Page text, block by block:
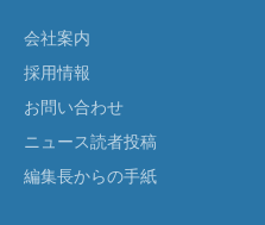
会社案内
採用情報
お問い合わせ
ニュース読者投稿
編集長からの手紙